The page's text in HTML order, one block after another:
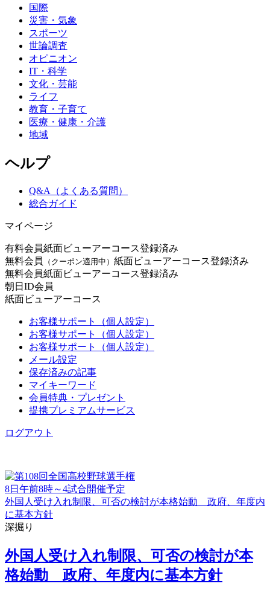
国際
災害・気象
スポーツ
世論調査
オピニオン
IT・科学
文化・芸能
ライフ
教育・子育て
医療・健康・介護
地域
ヘルプ
Q&A（よくある質問）
総合ガイド
マイページ
有料会員紙面ビューアーコース登録済み
無料会員
（クーポン適用中） 紙面ビューアーコース登録済み
無料会員紙面ビューアーコース登録済み
朝日ID会員
紙面ビューアーコース
お客様サポート（個人設定）
お客様サポート（個人設定）
お客様サポート（個人設定）
メール設定
保存済みの記事
マイキーワード
会員特典・プレゼント
提携プレミアムサービス
ログアウト
8日午前8時～4試合開催予定
外国人受け入れ制限、可否の検討が本格始動 政府、年度内
に基本方針
深掘り
外国人受け入れ制限、可否の検討が本
格始動 政府、年度内に基本方針